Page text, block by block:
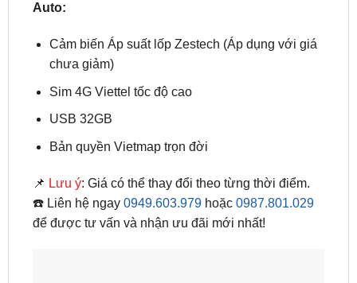
Auto:
Cảm biến Áp suất lốp Zestech (Áp dụng với giá
chưa giảm)
Sim 4G Viettel tốc độ cao
USB 32GB
Bản quyền Vietmap trọn đời
📌 Lưu ý: Giá có thể thay đổi theo từng thời điểm.
☎️ Liên hệ ngay 0949.603.979hoặc 0987.801.029
để được tư vấn và nhận ưu đãi mới nhất!